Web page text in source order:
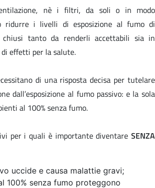
nè i filtri, da soli o in modo
ridurre i livelli di esposizione al fumo di
chiusi tanto da renderli accettabili sia in
effetti per la salute.
di una risposta decisa per tutelare
dall’esposizione al fumo passivo: e la sola
al 100% senza fumo.
per i quali è importante diventare SENZA
uccide e causa malattie gravi;
100% senza fumo proteggono